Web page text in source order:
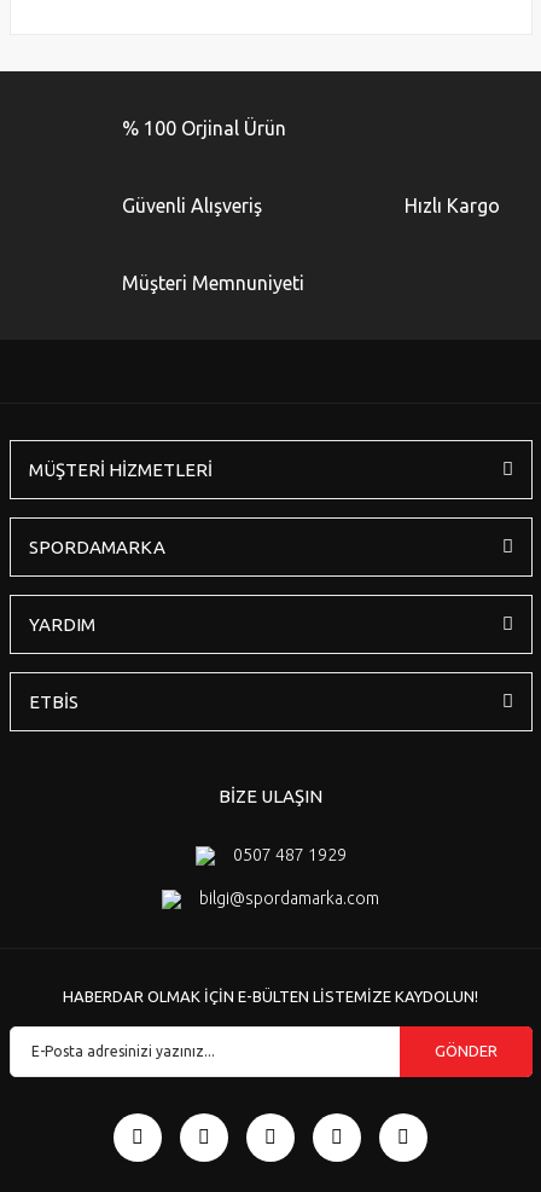
Görüş ve önerileriniz için teşekkür ederiz.
Ürün resmi kalitesiz, bozuk veya görüntülenemiyor.
Gönder
% 100 Orjinal Ürün
Güvenli Alışveriş Hızlı Kargo
Müşteri Memnuniyeti
MÜŞTERİ HİZMETLERİ
SPORDAMARKA
YARDIM
ETBİS
BİZE ULAŞIN
0507 487 1929
bilgi@spordamarka.com
HABERDAR OLMAK İÇİN E-BÜLTEN LİSTEMİZE KAYDOLUN!
GÖNDER